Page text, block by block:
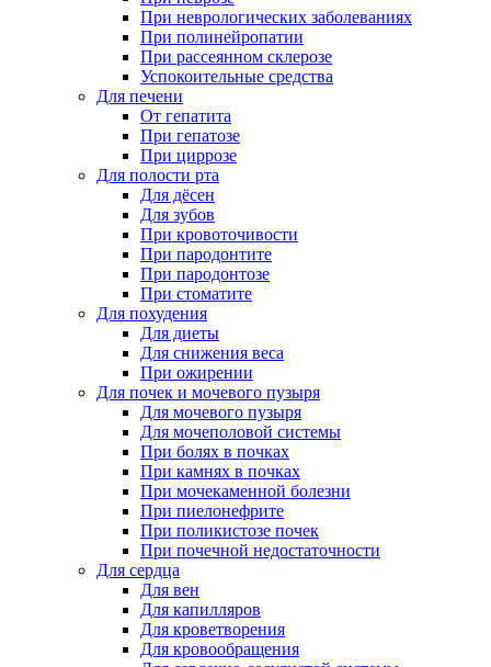
При неврологических заболеваниях
При полинейропатии
При рассеянном склерозе
Успокоительные средства
Для печени
От гепатита
При гепатозе
При циррозе
Для полости рта
Для дёсен
Для зубов
При кровоточивости
При пародонтите
При пародонтозе
При стоматите
Для похудения
Для диеты
Для снижения веса
При ожирении
Для почек и мочевого пузыря
Для мочевого пузыря
Для мочеполовой системы
При болях в почках
При камнях в почках
При мочекаменной болезни
При пиелонефрите
При поликистозе почек
При почечной недостаточности
Для сердца
Для вен
Для капилляров
Для кроветворения
Для кровообращения